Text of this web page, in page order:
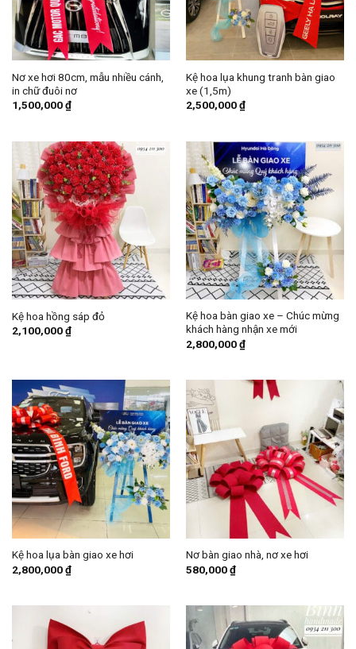
Nơ xe hơi 80cm, mẫu nhiều cánh,
in chữ đuôi nơ
1,500,000₫
Kệ hoa lụa khung tranh bàn giao
xe (1,5m)
2,500,000₫
Kệ hoa hồng sáp đỏ
2,100,000₫
Kệ hoa bàn giao xe – Chúc mừng
khách hàng nhận xe mới
2,800,000₫
Kệ hoa lụa bàn giao xe hơi
2,800,000₫
Nơ bàn giao nhà, nơ xe hơi
580,000₫